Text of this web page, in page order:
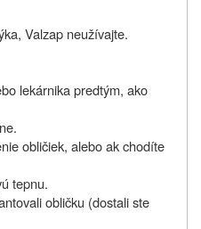
Valzap neužívajte.
lekárnika predtým, ako
obličiek, alebo ak chodíte
tepnu.
obličku (dostali ste